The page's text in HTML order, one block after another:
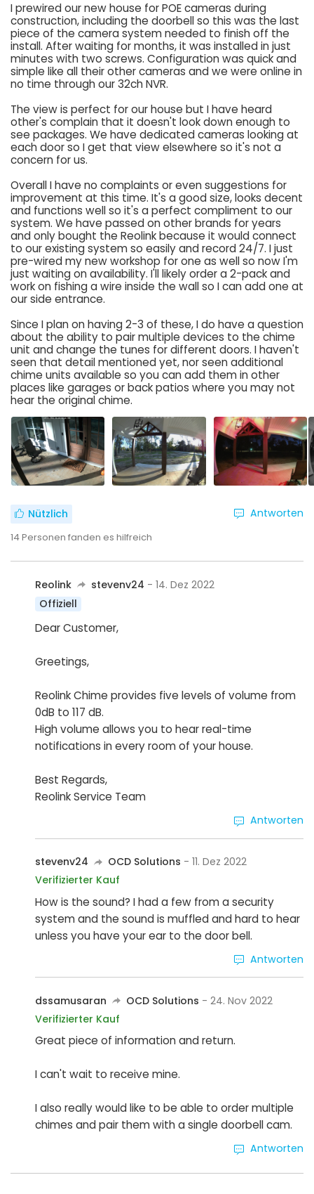
I prewired our new house for POE cameras during
construction, including the doorbell so this was the last
piece of the camera system needed to finish off the
install. After waiting for months, it was installed in just
minutes with two screws. Configuration was quick and
simple like all their other cameras and we were online in
no time through our 32ch NVR.
The view is perfect for our house but I have heard
other's complain that it doesn't look down enough to
see packages. We have dedicated cameras looking at
each door so I get that view elsewhere so it's not a
concern for us.
Overall I have no complaints or even suggestions for
improvement at this time. It's a good size, looks decent
and functions well so it's a perfect compliment to our
system. We have passed on other brands for years
and only bought the Reolink because it would connect
to our existing system so easily and record 24/7. I just
pre-wired my new workshop for one as well so now I'm
just waiting on availability. I'll likely order a 2-pack and
work on fishing a wire inside the wall so I can add one at
our side entrance.
Since I plan on having 2-3 of these, I do have a question
about the ability to pair multiple devices to the chime
unit and change the tunes for different doors. I haven't
seen that detail mentioned yet, nor seen additional
chime units available so you can add them in other
places like garages or back patios where you may not
hear the original chime.
Nützlich
14Personen fanden es hilfreich
Antworten
Reolink stevenv24 - 14. Dez 2022
Offiziell
Dear Customer,
Greetings,
Reolink Chime provides five levels of volume from
0dB to 117 dB.
High volume allows you to hear real-time
notifications in every room of your house.
Best Regards,
Reolink Service Team
Antworten
stevenv24 OCD Solutions - 11. Dez 2022
Verifizierter Kauf
How is the sound? I had a few from a security
system and the sound is muffled and hard to hear
unless you have your ear to the door bell.
Antworten
dssamusaran OCD Solutions - 24. Nov 2022
Verifizierter Kauf
Great piece of information and return.
I can't wait to receive mine.
I also really would like to be able to order multiple
chimes and pair them with a single doorbell cam.
Antworten